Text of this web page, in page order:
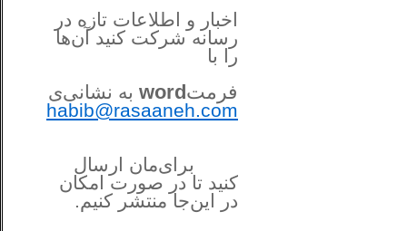
اخبار و اطلاعات تازه در
رسانه شرکت کنید آن‌ها
را با
فرمتword به نشانی‌ی
habib@rasaaneh.com
برای‌مان ارسال
کنید تا در صورت امکان
در این‌جامنتشر کنیم.